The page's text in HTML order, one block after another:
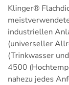
Klinger®
industriellen
(universeller
(Trinkwasser
4500
nahezu jedes